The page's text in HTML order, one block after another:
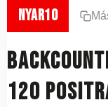
nyar10
120